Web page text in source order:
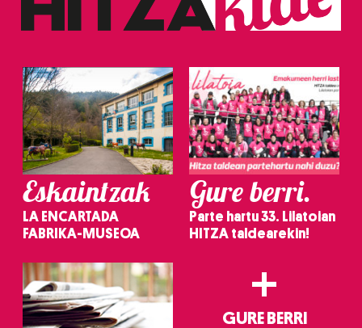
erabiltzeko baimen esplizitua ematen diguzu.
Gehiago
irakurri
Eskaintzak
LA ENCARTADA
FABRIKA-MUSEOA
Gure berri.
Parte hartu 33. Lilatoian
HITZA taldearekin!
+
GURE BERRI